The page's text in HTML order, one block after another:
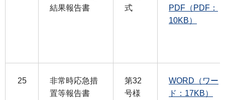
結果報告書
式
PDF（PDF：
10KB）
25
非常時応急措
置等報告書
第32
号様
WORD（ワー
ド：17KB）